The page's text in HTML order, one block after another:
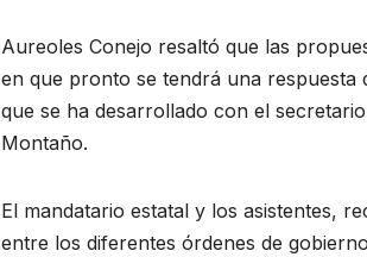
Aureoles Conejo resaltó que las
en que pronto se tendrá una
que se ha desarrollado con el
Montaño.
El mandatario estatal y los asistentes,
entre los diferentes órdenes de